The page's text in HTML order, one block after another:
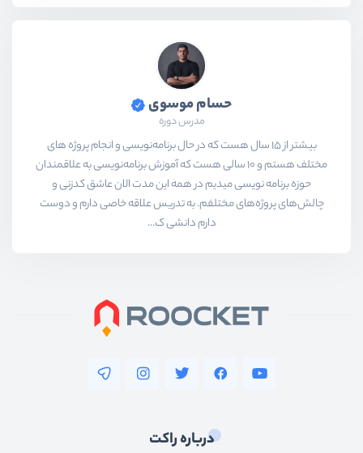
حسام موسوی
مدرس دوره
بیشتر از ۱۵ سال هست که در حال برنامه‌نویسی و انجام پروژه های
مختلف هستم و ۱۰ سالی هست که آموزش برنامه‌نویسی به علاقمندان
حوزه برنامه نویسی میدیم در همه این مدت الان عاشق کدزنی و
چالش‌های پروژه‌های مختلفم. به تدریس علاقه خاصی دارم و دوست
دارم دانشی ک...
درباره راکت